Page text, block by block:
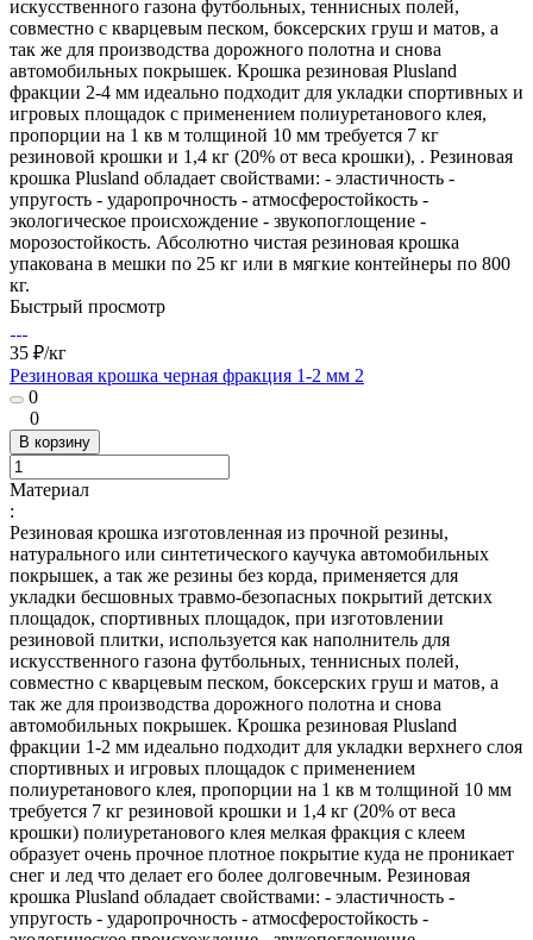
искусственного газона футбольных, теннисных полей,
совместно с кварцевым песком, боксерских груш и матов, а
так же для производства дорожного полотна и снова
автомобильных покрышек. Крошка резиновая Plusland
фракции 2-4 мм идеально подходит для укладки спортивных и
игровых площадок с применением полиуретанового клея,
пропорции на 1 кв м толщиной 10 мм требуется 7 кг
резиновой крошки и 1,4 кг (20% от веса крошки), . Резиновая
крошка Plusland обладает свойствами: - эластичность -
упругость - ударопрочность - атмосферостойкость -
экологическое происхождение - звукопоглощение -
морозостойкость. Абсолютно чистая резиновая крошка
упакована в мешки по 25 кг или в мягкие контейнеры по 800
кг.
Быстрый просмотр
35 ₽/кг
Резиновая крошка черная фракция 1-2 мм 2
0
0
В корзину
Материал
:
Резиновая крошка изготовленная из прочной резины,
натурального или синтетического каучука автомобильных
покрышек, а так же резины без корда, применяется для
укладки бесшовных травмо-безопасных покрытий детских
площадок, спортивных площадок, при изготовлении
резиновой плитки, используется как наполнитель для
искусственного газона футбольных, теннисных полей,
совместно с кварцевым песком, боксерских груш и матов, а
так же для производства дорожного полотна и снова
автомобильных покрышек. Крошка резиновая Plusland
фракции 1-2 мм идеально подходит для укладки верхнего слоя
спортивных и игровых площадок с применением
полиуретанового клея, пропорции на 1 кв м толщиной 10 мм
требуется 7 кг резиновой крошки и 1,4 кг (20% от веса
крошки) полиуретанового клея мелкая фракция с клеем
образует очень прочное плотное покрытие куда не проникает
снег и лед что делает его более долговечным. Резиновая
крошка Plusland обладает свойствами: - эластичность -
упругость - ударопрочность - атмосферостойкость -